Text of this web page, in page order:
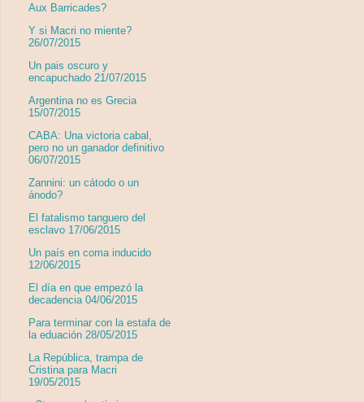
Aux Barricades?
Y si Macri no miente?
26/07/2015
Un pais oscuro y
encapuchado 21/07/2015
Argentina no es Grecia
15/07/2015
CABA: Una victoria cabal,
pero no un ganador definitivo
06/07/2015
Zannini: un cátodo o un
ánodo?
El fatalismo tanguero del
esclavo 17/06/2015
Un país en coma inducido
12/06/2015
El día en que empezó la
decadencia 04/06/2015
Para terminar con la estafa de
la eduación 28/05/2015
La República, trampa de
Cristina para Macri
19/05/2015